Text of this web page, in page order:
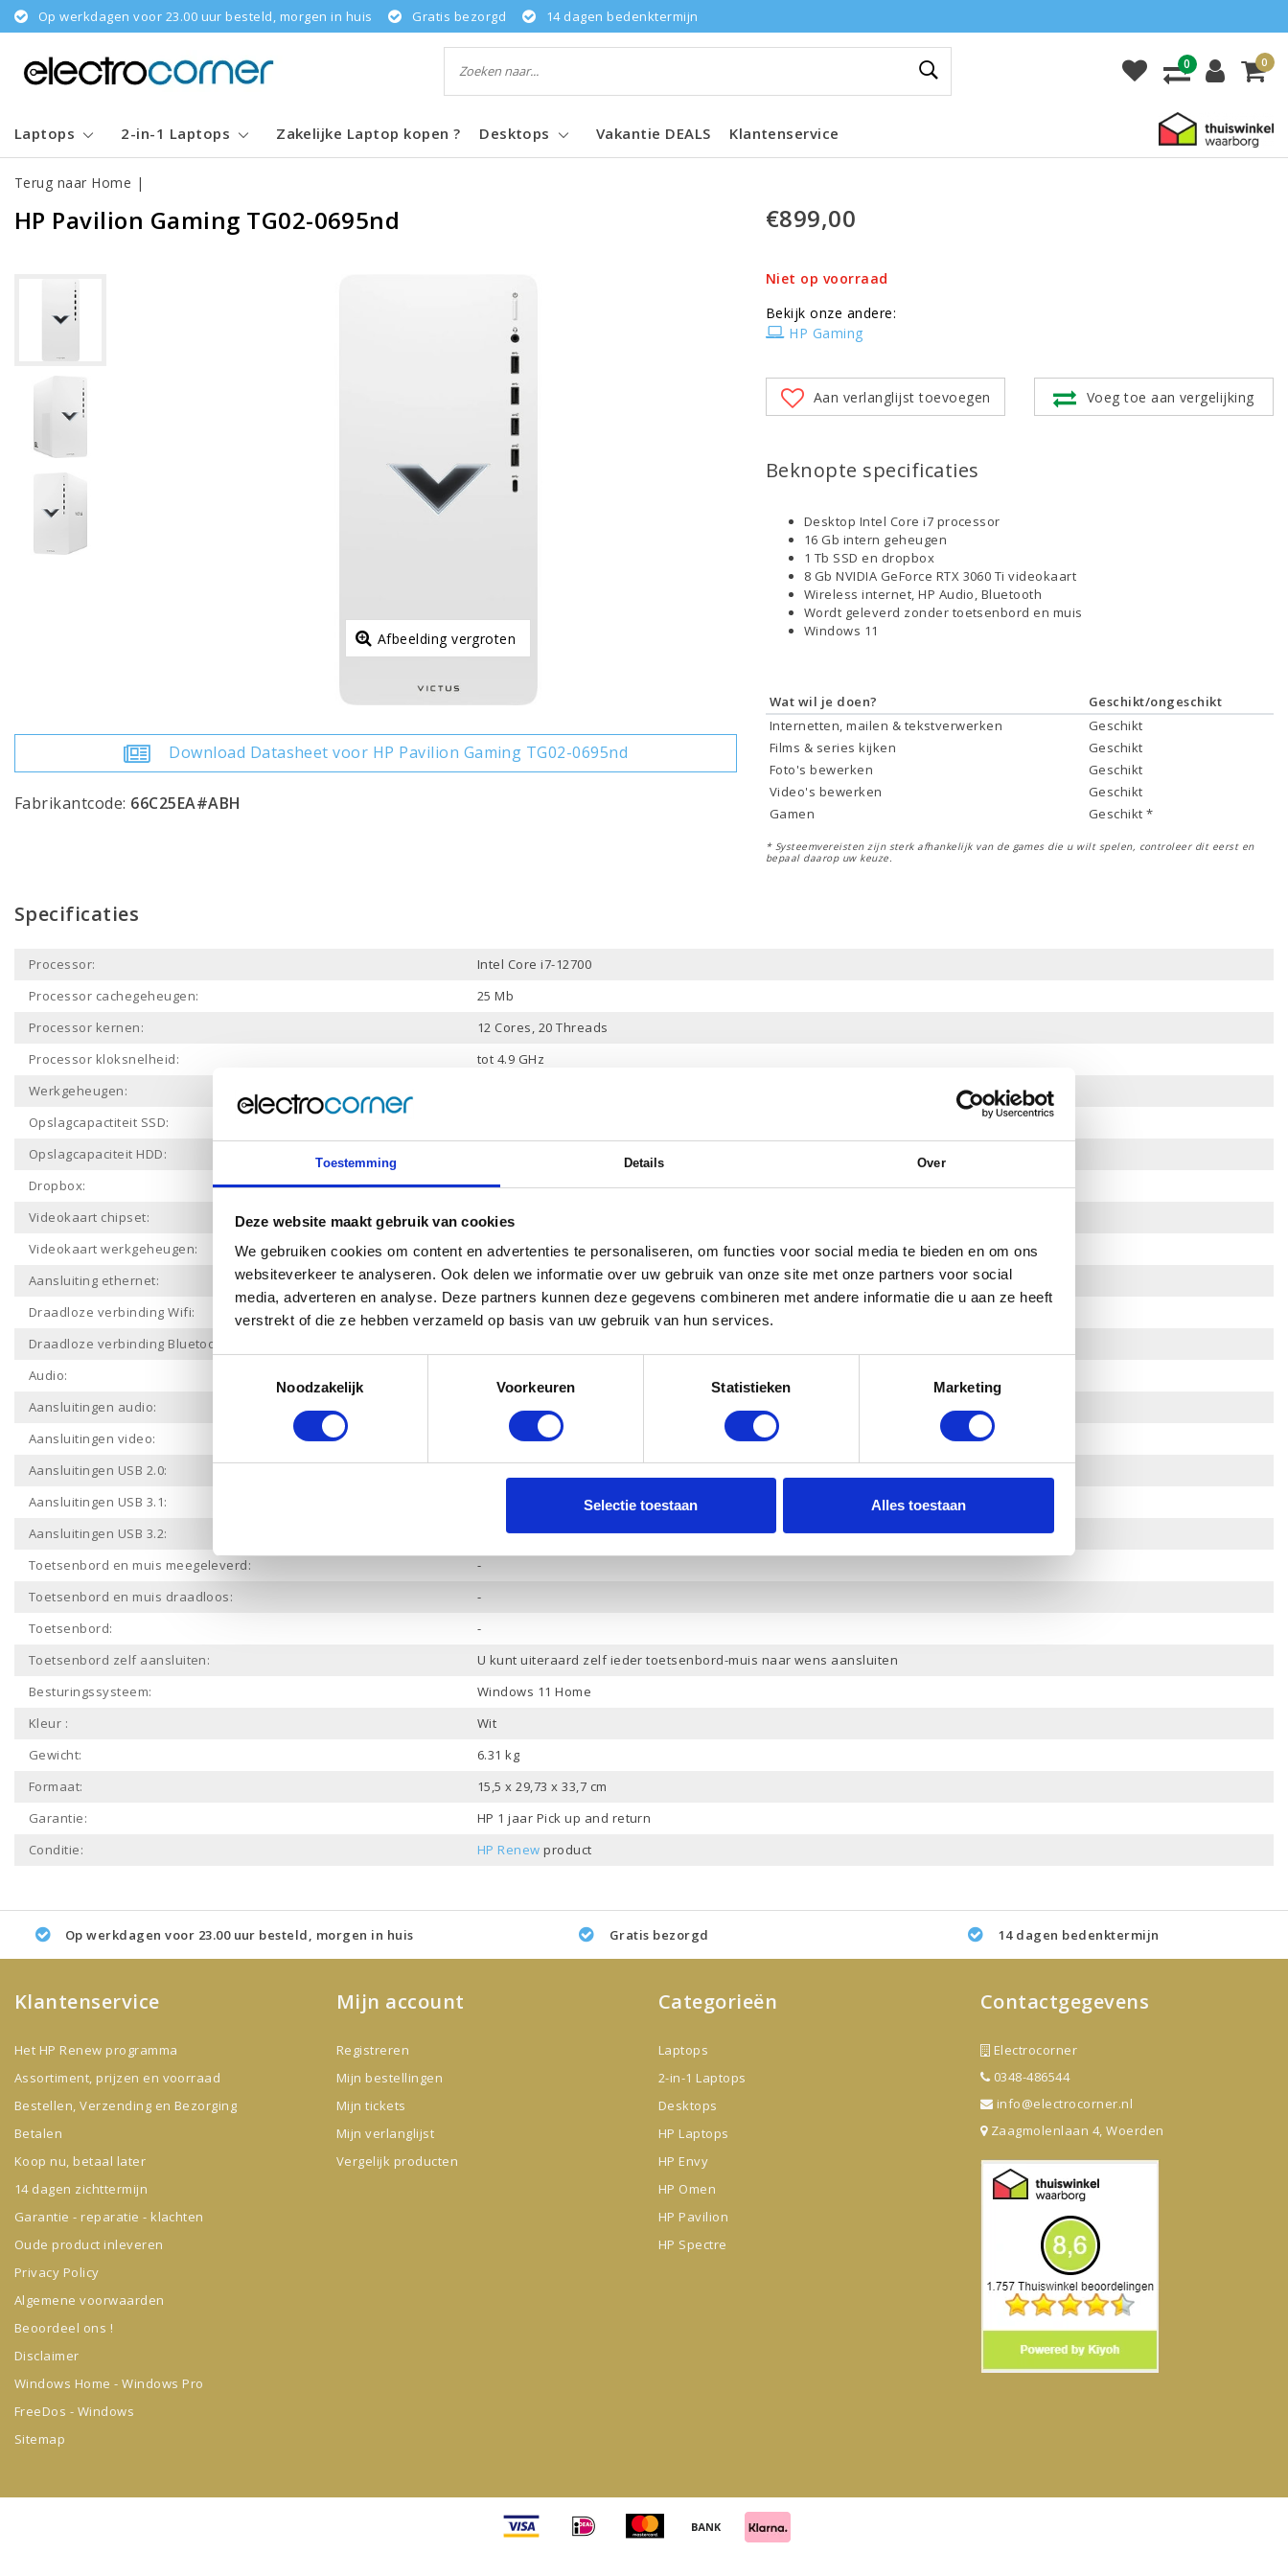
Toestemming Details Over
Deze website maakt gebruik van cookies
We gebruiken cookies om content en advertenties te personaliseren, om functies voor social media te bieden en om ons
websiteverkeer te analyseren. Ook delen we informatie over uw gebruik van onze site met onze partners voor social
media, adverteren en analyse. Deze partners kunnen deze gegevens combineren met andere informatie die u aan ze heeft
verstrekt of die ze hebben verzameld op basis van uw gebruik van hun services.
Noodzakelijk
Voorkeuren Statistieken Marketing
Selectie toestaan Alles toestaan
Op werkdagen voor 23.00 uur besteld, morgen in huis Gratis bezorgd 14 dagen bedenktermijn
0 0
Laptops 2-in-1 Laptops Zakelijke Laptop kopen ? Desktops Vakantie DEALS Klantenservice
Terug naar Home |
HP Pavilion Gaming TG02-0695nd
Afbeelding vergroten
Download Datasheet voor HP Pavilion Gaming TG02-0695nd
Fabrikantcode: 66C25EA#ABH
€899,00
Niet op voorraad
Bekijk onze andere:
HP Gaming
Aan verlanglijst toevoegen Voeg toe aan vergelijking
Beknopte specificaties
Desktop Intel Core i7 processor
16 Gb intern geheugen
1 Tb SSD en dropbox
8 Gb NVIDIA GeForce RTX 3060 Ti videokaart
Wireless internet, HP Audio, Bluetooth
Wordt geleverd zonder toetsenbord en muis
Windows 11
Wat wil je doen?
Geschikt/ongeschikt
Internetten, mailen & tekstverwerken
Geschikt
Films & series kijken
Geschikt
Foto's bewerken
Geschikt
Video's bewerken
Geschikt
Gamen
Geschikt *
* Systeemvereisten zijn sterk afhankelijk van de games die u wilt spelen, controleer dit eerst en
bepaal daarop uw keuze.
Specificaties
Processor:
Intel Core i7-12700
Processor cachegeheugen:
25 Mb
Processor kernen:
12 Cores, 20 Threads
Processor kloksnelheid:
tot 4.9 GHz
Werkgeheugen:
Opslagcapactiteit SSD:
Opslagcapaciteit HDD:
Dropbox:
Ja
Videokaart chipset:
NVIDIA GeForce RTX 3060 Ti
Videokaart werkgeheugen:
8 Gb
Aansluiting ethernet:
Ja
Draadloze verbinding Wifi:
Ja
Draadloze verbinding Bluetooth:
Audio:
Aansluitingen audio:
Hoofdtelefoon-Microfoon combo / Audio in / Audio uit / Microfoon in
Aansluitingen video:
DisplayPort 1.4 / HDMI 2.1
Aansluitingen USB 2.0:
Aansluitingen USB 3.1:
Aansluitingen USB 3.2:
Toetsenbord en muis meegeleverd:
-
Toetsenbord en muis draadloos:
-
Toetsenbord:
-
Toetsenbord zelf aansluiten:
U kunt uiteraard zelf ieder toetsenbord-muis naar wens aansluiten
Besturingssysteem:
Windows 11 Home
Kleur :
Wit
Gewicht:
6.31 kg
Formaat:
15,5 x 29,73 x 33,7 cm
Garantie:
HP 1 jaar Pick up and return
Conditie:
HP Renew product
Op werkdagen voor 23.00 uur besteld, morgen in huis Gratis bezorgd 14 dagen bedenktermijn
Klantenservice
Het HP Renew programma
Assortiment, prijzen en voorraad
Bestellen, Verzending en Bezorging
Betalen
Koop nu, betaal later
14 dagen zichttermijn
Garantie - reparatie - klachten
Oude product inleveren
Privacy Policy
Algemene voorwaarden
Beoordeel ons !
Disclaimer
Windows Home - Windows Pro
FreeDos - Windows
Sitemap
Mijn account
Registreren
Mijn bestellingen
Mijn tickets
Mijn verlanglijst
Vergelijk producten
Categorieën
Laptops
2-in-1 Laptops
Desktops
HP Laptops
HP Envy
HP Omen
HP Pavilion
HP Spectre
Contactgegevens
Electrocorner
0348-486544
info@electrocorner.nl
Zaagmolenlaan 4, Woerden